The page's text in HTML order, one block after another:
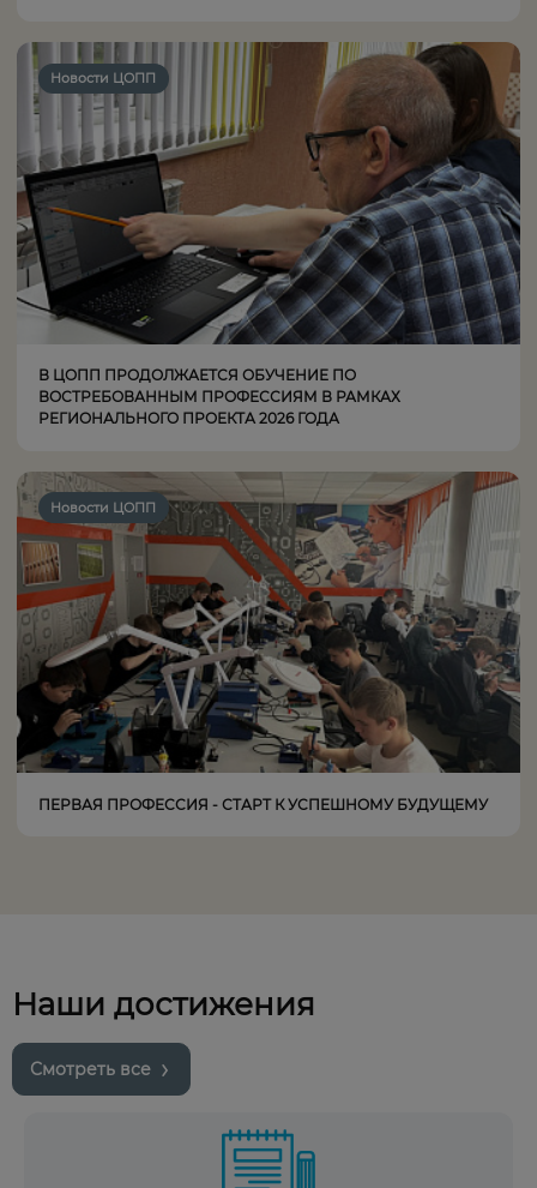
Новости ЦОПП
В ЦОПП ПРОДОЛЖАЕТСЯ ОБУЧЕНИЕ ПО
ВОСТРЕБОВАННЫМ ПРОФЕССИЯМ В РАМКАХ
РЕГИОНАЛЬНОГО ПРОЕКТА 2026 ГОДА
Новости ЦОПП
ПЕРВАЯ ПРОФЕССИЯ - СТАРТ К УСПЕШНОМУ БУДУЩЕМУ
Наши достижения
Смотреть все